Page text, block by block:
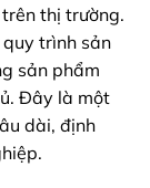
thị trường.
quy trình sản
sản phẩm
Đây là một
dài, định